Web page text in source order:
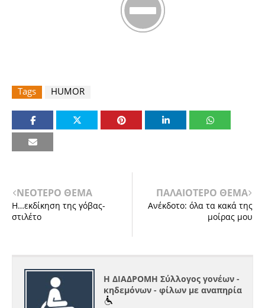
Tags HUMOR
ΝΕΟΤΕΡΟ ΘΕΜΑ
Η…εκδίκηση της γόβας-
στιλέτο
ΠΑΛΑΙΟΤΕΡΟ ΘΕΜΑ
Ανέκδοτο: όλα τα κακά της
μοίρας μου
Η ΔΙΑΔΡΟΜΗ Σύλλογος γονέων -
κηδεμόνων - φίλων με αναπηρία